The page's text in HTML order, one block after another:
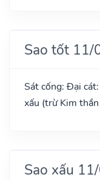
Sao tốt
Sát cống: Đại
xấu (trừ Kim
Sao xấu